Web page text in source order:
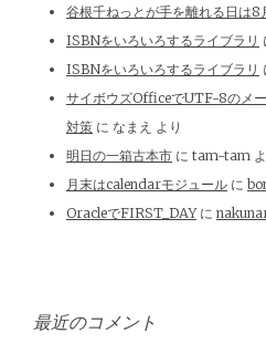
谷根千ねっとが手を離れる日は8
ISBNをいろいろするライブラリ
ISBNをいろいろするライブラリ
サイボウズOfficeでUTF-8のメ
対策 に なまえ より
明日の一箱古本市 に tam-tam
月末はcalendarモジュール に
OracleでFIRST_DAYに
最近のコメント